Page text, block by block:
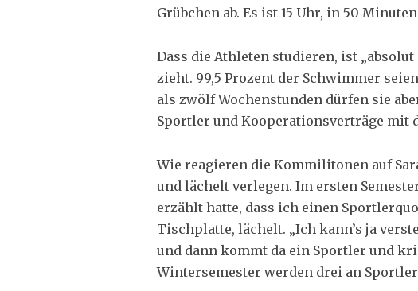
Grübchen ab. Es ist 15 Uhr, in 50
Dass die Athleten studieren, ist
zieht. 99,5 Prozent der Schwimmer
als zwölf Wochenstunden dürfen sie
Sportler und Kooperationsverträge mit
Wie reagieren die Kommilitonen auf
und lächelt verlegen. Im ersten
erzählt hatte, dass ich einen
Tischplatte, lächelt. „Ich kann’s ja
und dann kommt da ein Sportler und
Wintersemester werden drei an Sportler